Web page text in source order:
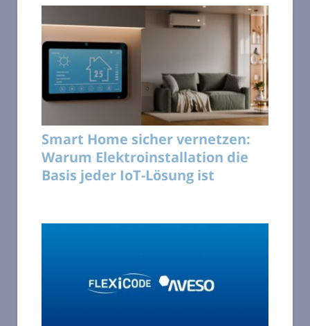
Smart Home sicher vernetzen:
Warum Elektroinstallation die
Basis jeder IoT-Lösung ist